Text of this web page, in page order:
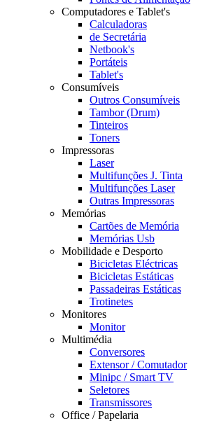
Computadores e Tablet's
Calculadoras
de Secretária
Netbook's
Portáteis
Tablet's
Consumíveis
Outros Consumíveis
Tambor (Drum)
Tinteiros
Toners
Impressoras
Laser
Multifunções J. Tinta
Multifunções Laser
Outras Impressoras
Memórias
Cartões de Memória
Memórias Usb
Mobilidade e Desporto
Bicicletas Eléctricas
Bicicletas Estáticas
Passadeiras Estáticas
Trotinetes
Monitores
Monitor
Multimédia
Conversores
Extensor / Comutador
Minipc / Smart TV
Seletores
Transmissores
Office / Papelaria